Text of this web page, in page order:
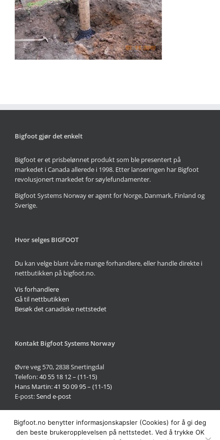
Bigfoot gjør det enkelt
Bigfoot er et prisbelønnet produkt som ble presentert på
markedet i Canada allerede i 1998. Etter lanseringen har Bigfoot
revolusjonert markedet for søylefundamenter.
Bigfoot Systems Norway er agent for Norge, Danmark, Finland og
Sverige.
Hvor selges BIGFOOT
Du kan velge blant våre mange forhandlere, eller handle direkte i
nettbutikken på bigfoot.no.
Vis forhandlere
Gå til nettbutikken
Besøk det canadiske nettstedet
Kontakt Bigfoot Systems Norway
Øvre veg 570, 2838 Snertingdal
Telefon:40 55 18 12 – (11-15)
Hans Martin: 41 50 09 95 – (11-15)
E-post:Send e-post
Dette nettstedet benytter informasjonskapsler. Ved å fortsette å
Bigfoot.no benytter informasjonskapsler (Cookies) for å gi deg
den beste brukeropplevelsen på nettstedet. Ved å trykke OK